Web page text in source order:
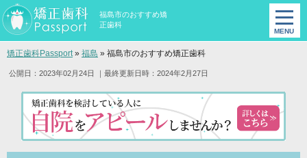
福島市のおすすめ矯
正歯科
矯正歯科Passport» 福島 » 福島市のおすすめ矯正歯科
公開日：2023年02月24日 ｜最終更新日時：2024年2月27日